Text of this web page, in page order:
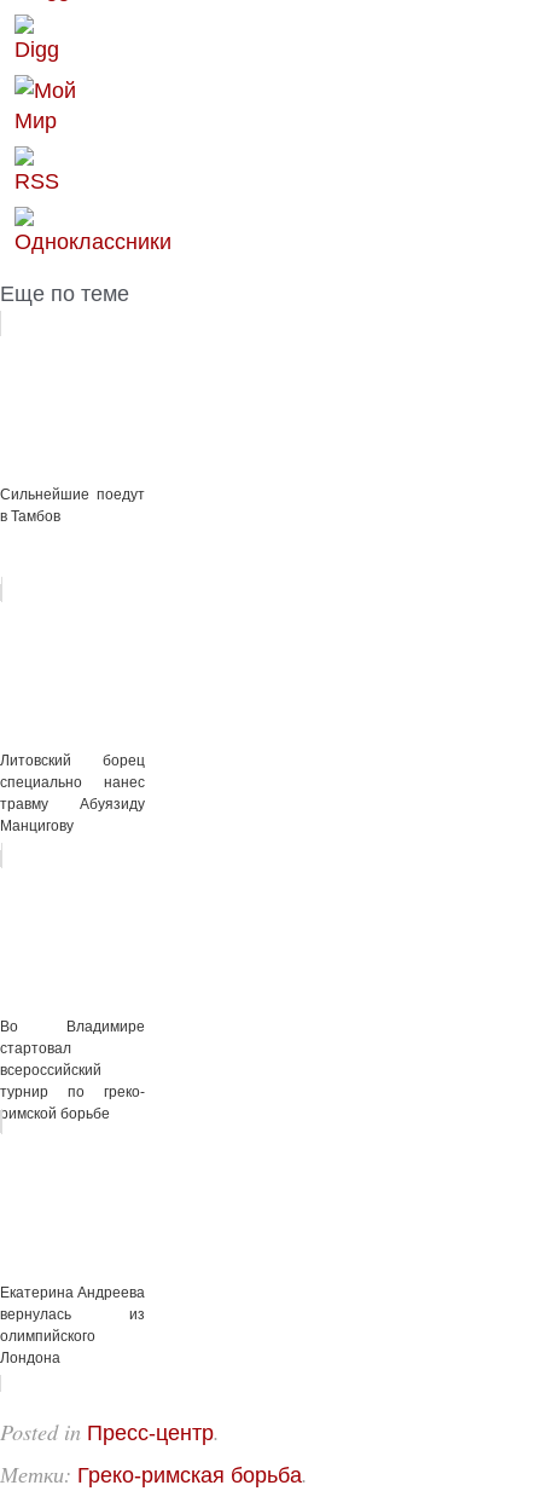
Еще по теме
Сильнейшие поедут
в Тамбов
Литовский борец
специально нанес
травму Абуязиду
Манцигову
Во Владимире
стартовал
всероссийский
турнир по греко-
римской борьбе
Екатерина Андреева
вернулась из
олимпийского
Лондона
Posted in Пресс-центр.
Метки: Греко-римская борьба.